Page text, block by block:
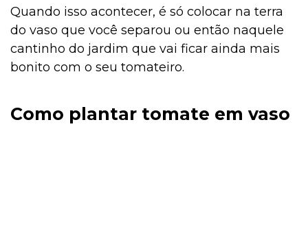
Quando isso acontecer, é só colocar na terra
do vaso que você separou ou então naquele
cantinho do jardim que vai ficar ainda mais
bonito com o seu tomateiro.
Como plantar tomate em vaso